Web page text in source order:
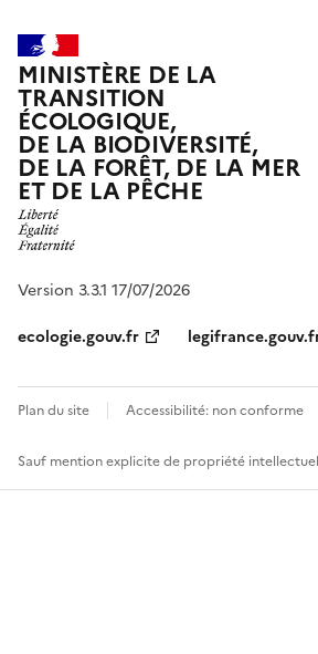
MINISTÈRE DE LA
TRANSITION
ÉCOLOGIQUE,
DE LA BIODIVERSITÉ,
DE LA FORÊT, DE LA MER
ET DE LA PÊCHE
Version 3.3.1 17/07/2026
ecologie.gouv.fr
Plan du site Accessibilité: non conforme
Sauf mention explicite de propriété